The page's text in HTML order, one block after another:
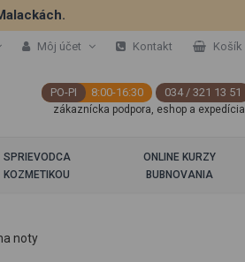
Môj účet Kontakt Košík
PO-PI 8:00-16:30 034 / 321 13 51
zákaznícka podpora, eshop a expedícia
SPRIEVODCA
KOZMETIKOU
ONLINE KURZY
BUBNOVANIA
noty